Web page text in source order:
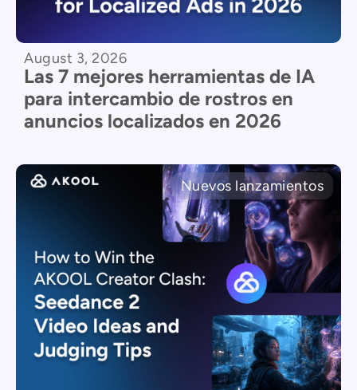
August 3, 2026
Las 7 mejores herramientas de IA
para intercambio de rostros en
anuncios localizados en 2026
Nuevos lanzamientos